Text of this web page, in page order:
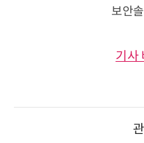
보안
기사